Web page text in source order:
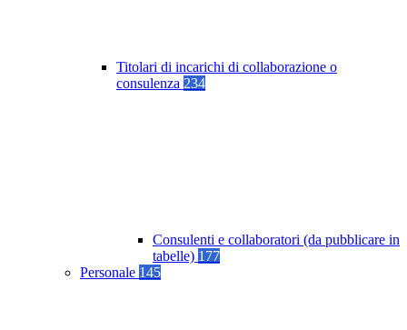
Titolari di incarichi di collaborazione o
consulenza 234
Consulenti e collaboratori (da pubblicare in
tabelle) 177
Personale 145